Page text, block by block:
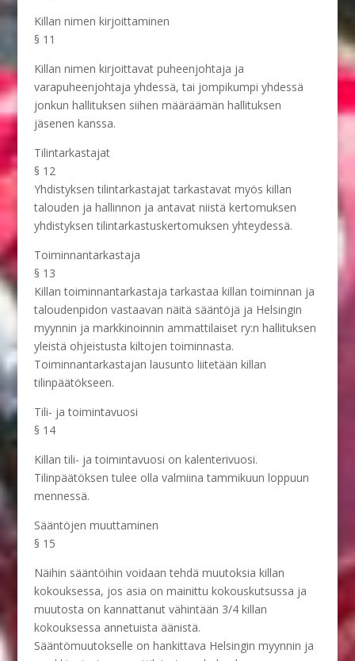
Killan nimen kirjoittaminen
§ 11
Killan nimen kirjoittavat puheenjohtaja ja
varapuheenjohtaja yhdessä, tai jompikumpi yhdessä
jonkun hallituksen siihen määräämän hallituksen
jäsenen kanssa.
Tilintarkastajat
§ 12
Yhdistyksen tilintarkastajat tarkastavat myös killan
talouden ja hallinnon ja antavat niistä kertomuksen
yhdistyksen tilintarkastuskertomuksen yhteydessä.
Toiminnantarkastaja
§ 13
Killan toiminnantarkastaja tarkastaa killan toiminnan ja
taloudenpidon vastaavan näitä sääntöjä ja Helsingin
myynnin ja markkinoinnin ammattilaiset ry:n hallituksen
yleistä ohjeistusta kiltojen toiminnasta.
Toiminnantarkastajan lausunto liitetään killan
tilinpäätökseen.
Tili- ja toimintavuosi
§ 14
Killan tili- ja toimintavuosi on kalenterivuosi.
Tilinpäätöksen tulee olla valmiina tammikuun loppuun
mennessä.
Sääntöjen muuttaminen
§ 15
Näihin sääntöihin voidaan tehdä muutoksia killan
kokouksessa, jos asia on mainittu kokouskutsussa ja
muutosta on kannattanut vähintään 3/4 killan
kokouksessa annetuista äänistä.
Sääntömuutokselle on hankittava Helsingin myynnin ja